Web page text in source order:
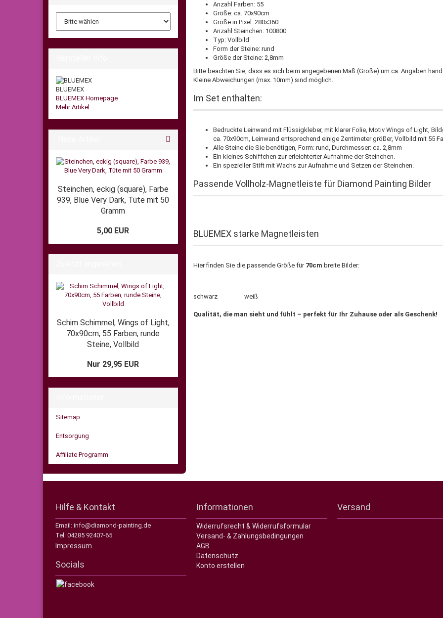
Anzahl Farben: 55
Größe: ca. 70x90cm
Größe in Pixel: 280x360
Anzahl Steinchen: 100800
Typ: Vollbild
Form der Steine: rund
Größe der Steine: 2,8mm
Bitte beachten Sie, dass es sich beim angegebenen Maß (Größe) um ca. Angaben
Kleine Abweichungen (max. 10mm) sind möglich.
Im Set enthalten:
Bedruckte Leinwand mit Flüssigkleber, mit klarer Folie, Motiv Wings of Light,
ca. 70x90cm, Leinwand entsprechend einige Zentimeter größer, Vollbild mit 55
Alle Steine die Sie benötigen, Form: rund, Durchmesser: ca. 2,8mm
Ein kleines Schiffchen zur erleichterter Aufnahme der Steinchen.
Ein spezieller Stift mit Wachs zur Aufnahme und Setzen der Steinchen.
Passende Vollholz-Magnetleiste für Diamond Painting Bilder
BLUEMEX starke Magnetleisten
Hier finden Sie die passende Größe für 70cm breite Bilder:
schwarz weiß
Qualität, die man sieht und fühlt – perfekt für Ihr Zuhause oder als Geschenk!
BLUEMEX
BLUEMEX Homepage
Mehr Artikel
Steinchen, eckig (square), Farbe
939, Blue Very Dark, Tüte mit 50
Gramm
5,00 EUR
Schim Schimmel, Wings of Light,
70x90cm, 55 Farben, runde
Steine, Vollbild
Nur 29,95 EUR
Sitemap
Entsorgung
Affiliate Programm
Hilfe & Kontakt
Email: info@diamond-painting.de
Tel: 04285 92407-65
Impressum
Socials
Informationen
Widerrufsrecht & Widerrufsformular
Versand- & Zahlungsbedingungen
AGB
Datenschutz
Konto erstellen
Versand